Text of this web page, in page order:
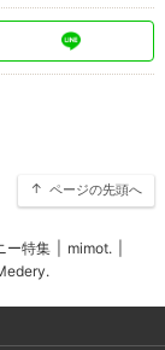
ページの先頭へ
ー特集 mimot.